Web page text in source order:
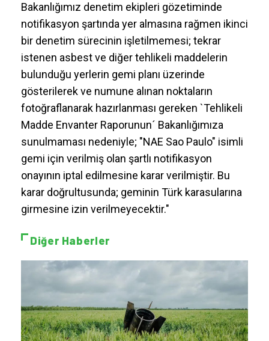
Bakanlığımız denetim ekipleri gözetiminde
notifikasyon şartında yer almasına rağmen ikinci
bir denetim sürecinin işletilmemesi; tekrar
istenen asbest ve diğer tehlikeli maddelerin
bulunduğu yerlerin gemi planı üzerinde
gösterilerek ve numune alınan noktaların
fotoğraflanarak hazırlanması gereken `Tehlikeli
Madde Envanter Raporunun´ Bakanlığımıza
sunulmaması nedeniyle; "NAE Sao Paulo" isimli
gemi için verilmiş olan şartlı notifikasyon
onayının iptal edilmesine karar verilmiştir. Bu
karar doğrultusunda; geminin Türk karasularına
girmesine izin verilmeyecektir."
Diğer Haberler